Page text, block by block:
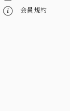
会員規約